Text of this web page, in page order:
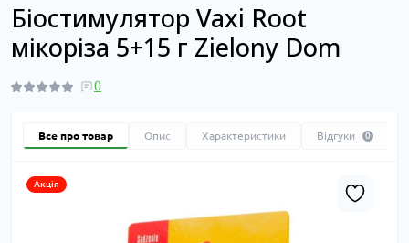
Біостимулятор Vaxi Root
мікоріза 5+15 г Zielony Dom
0
Все про товар Опис Характеристики Відгуки 0
Акція